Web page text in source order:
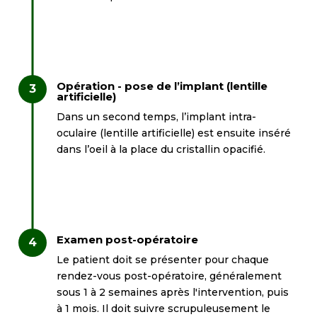
Opération - pose de l’implant (lentille
artificielle)
Dans un second temps, l’implant intra-
oculaire (lentille artificielle) est ensuite inséré
dans l’oeil à la place du cristallin opacifié.
Examen post-opératoire
Le patient doit se présenter pour chaque
rendez-vous post-opératoire, généralement
sous 1 à 2 semaines après l'intervention, puis
à 1 mois. Il doit suivre scrupuleusement le